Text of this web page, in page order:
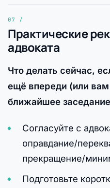
Практические
адвоката
Что делать сейчас,
ещё впереди (или вам
ближайшее
Согласуйте с
оправдание/
прекращение/
Подготовьте